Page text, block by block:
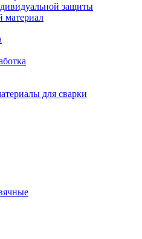
защиты
материал
для сварки